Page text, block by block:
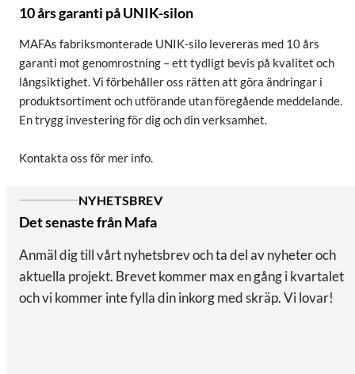
10 års garanti på UNIK-silon
MAFAs fabriksmonterade UNIK-silo levereras med 10 års
garanti mot genomrostning – ett tydligt bevis på kvalitet och
långsiktighet. Vi förbehåller oss rätten att göra ändringar i
produktsortiment och utförande utan föregående meddelande.
En trygg investering för dig och din verksamhet.
Kontakta oss för mer info.
NYHETSBREV
Det senaste från Mafa
Anmäl dig till vårt nyhetsbrev och ta del av nyheter och
aktuella projekt. Brevet kommer max en gång i kvartalet
och vi kommer inte fylla din inkorg med skräp. Vi lovar!